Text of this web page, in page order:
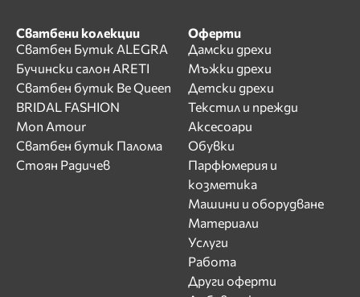
Сватбени колекции
Сватбен Бутик ALEGRA
Бучински салон ARETI
Сватбен бутик Be Queen
BRIDAL FASHION
Mon Amour
Сватбен бутик Палома
Стоян Радичев
Оферти
Дамски дрехи
Мъжки дрехи
Детски дрехи
Текстил и прежди
Аксесоари
Обувки
Парфюмерия и
козметика
Машини и оборудване
Материали
Услуги
Работа
Други оферти